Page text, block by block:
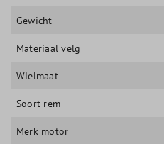
Gewicht
Materiaal velg
Wielmaat
Soort rem
Merk motor